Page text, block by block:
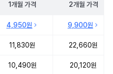
1개월 가격 2개월 가격
4,950원 9,900원
11,830원 22,660원
10,490원 20,120원